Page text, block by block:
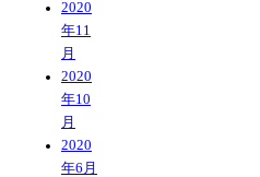
2020
年11
月
2020
年10
月
2020
年6月